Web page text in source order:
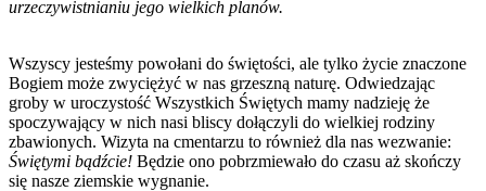
urzeczywistnianiu jego wielkich planów.
Wszyscy jesteśmy powołani do świętości, ale tylko życie znaczone
Bogiem może zwyciężyć w nas grzeszną naturę. Odwiedzając
groby w uroczystość Wszystkich Świętych mamy nadzieję że
spoczywający w nich nasi bliscy dołączyli do wielkiej rodziny
zbawionych. Wizyta na cmentarzu to również dla nas wezwanie:
Świętymi bądźcie! Będzie ono pobrzmiewało do czasu aż skończy
się nasze ziemskie wygnanie.